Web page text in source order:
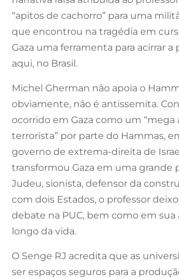
“apitos de cachorro” para uma
que encontrou na tragédia em
Gaza uma ferramenta para acirrar a
aqui, no Brasil.
Michel Gherman não apoia o
obviamente, não é antissemita.
ocorrido em Gaza como um
terrorista” por parte do Hammas,
governo de extrema-direita de
transformou Gaza em uma grande
Judeu, sionista, defensor da
com dois Estados, o professor
debate na PUC, bem como em sua
longo da vida.
O Senge RJ acredita que as
ser espaços seguros para a